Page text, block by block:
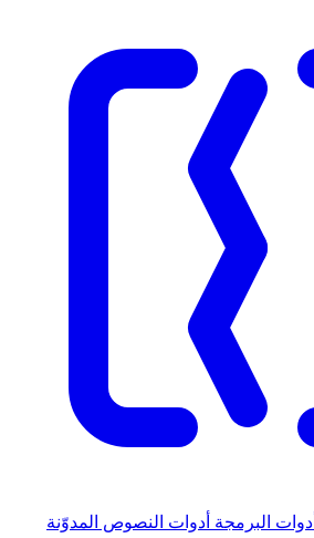
أدوات البرمجة أدوات النصوص المدوّنة